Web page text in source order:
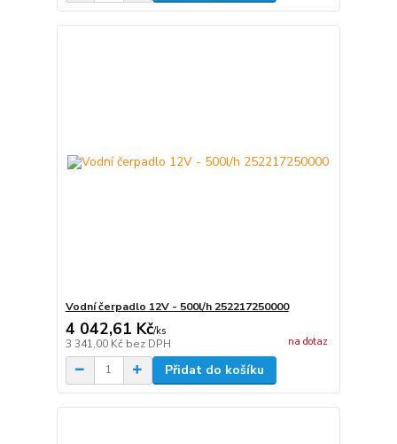
Vodní čerpadlo 12V - 500l/h 252217250000
4 042,61 Kč/ks
3 341,00 Kč bez DPH na dotaz
Přidat do košíku